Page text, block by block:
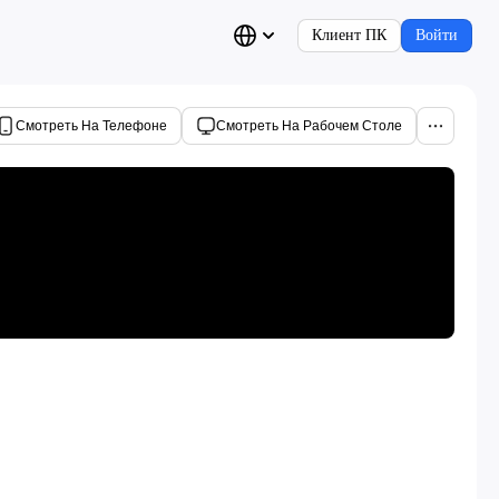
Клиент ПК Войти
Смотреть На Телефоне Смотреть На Рабочем Столе